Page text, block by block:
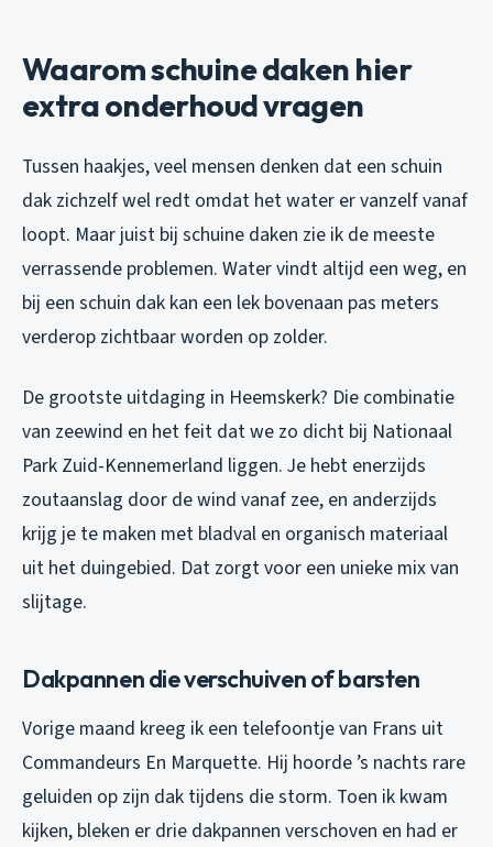
Waarom schuine daken hier
extra onderhoud vragen
Tussen haakjes, veel mensen denken dat een schuin
dak zichzelf wel redt omdat het water er vanzelf vanaf
loopt. Maar juist bij schuine daken zie ik de meeste
verrassende problemen. Water vindt altijd een weg, en
bij een schuin dak kan een lek bovenaan pas meters
verderop zichtbaar worden op zolder.
De grootste uitdaging in Heemskerk? Die combinatie
van zeewind en het feit dat we zo dicht bij Nationaal
Park Zuid-Kennemerland liggen. Je hebt enerzijds
zoutaanslag door de wind vanaf zee, en anderzijds
krijg je te maken met bladval en organisch materiaal
uit het duingebied. Dat zorgt voor een unieke mix van
slijtage.
Dakpannen die verschuiven of barsten
Vorige maand kreeg ik een telefoontje van Frans uit
Commandeurs En Marquette. Hij hoorde ’s nachts rare
geluiden op zijn dak tijdens die storm. Toen ik kwam
kijken, bleken er drie dakpannen verschoven en had er